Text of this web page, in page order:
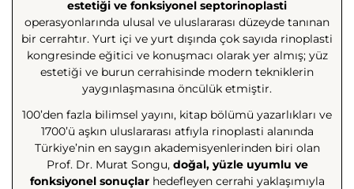
estetiği ve fonksiyonel septorinoplasti
operasyonlarında ulusal ve uluslararası düzeyde tanınan
bir cerrahtır. Yurt içi ve yurt dışında çok sayıda rinoplasti
kongresinde eğitici ve konuşmacı olarak yer almış; yüz
estetiği ve burun cerrahisinde modern tekniklerin
yaygınlaşmasına öncülük etmiştir.
100’den fazla bilimsel yayını, kitap bölümü yazarlıkları ve
1700’ü aşkın uluslararası atfıyla rinoplasti alanında
Türkiye’nin en saygın akademisyenlerinden biri olan
Prof. Dr. Murat Songu, doğal, yüzle uyumlu ve
fonksiyonel sonuçlarhedefleyen cerrahi yaklaşımıyla